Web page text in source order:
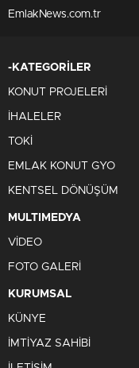
EmlakNews.com.tr
-KATEGORİLER
KONUT PROJELERİ
İHALELER
TOKİ
EMLAK KONUT GYO
KENTSEL DÖNÜŞÜM
MULTIMEDYA
VİDEO
FOTO GALERİ
KURUMSAL
KÜNYE
İMTİYAZ SAHİBİ